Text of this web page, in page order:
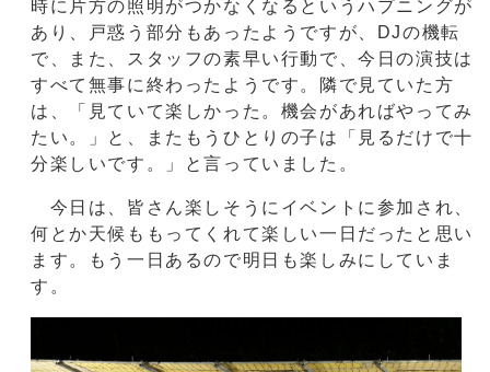
時に片方の照明がつかなくなるというハプニングが
あり、戸惑う部分もあったようですが、DJの機転
で、また、スタッフの素早い行動で、今日の演技は
すべて無事に終わったようです。隣で見ていた方
は、「見ていて楽しかった。機会があればやってみ
たい。」と、またもうひとりの子は「見るだけで十
分楽しいです。」と言っていました。
今日は、皆さん楽しそうにイベントに参加され、
何とか天候ももってくれて楽しい一日だったと思い
ます。もう一日あるので明日も楽しみにしていま
す。